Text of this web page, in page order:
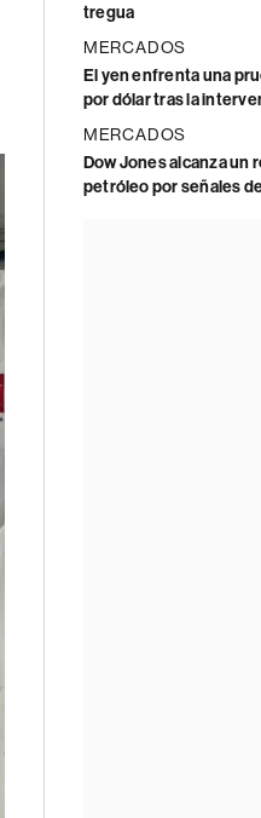
tregua
MERCADOS
El yen enfrenta una
por dólar tras la
MERCADOS
Dow Jones alcanza un
petróleo por señales